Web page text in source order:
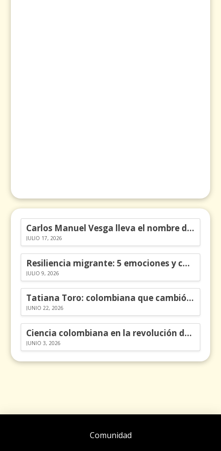
Carlos Manuel Vesga lleva el nombre de Colombia a los Emmy
JULIO 17, 2026
Resiliencia migrante: 5 emociones y cómo gestionarlas
JULIO 9, 2026
Tatiana Toro: colombiana que cambió la historia de las matemáticas
JUNIO 22, 2026
Ciencia colombiana en la revolución de los órganos en chips
JUNIO 3, 2026
Comunidad